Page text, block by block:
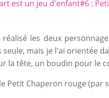
réalisé les deux
seule, mais je l'ai orientée
la tête, un boudin pour le
Petit Chaperon rouge (par